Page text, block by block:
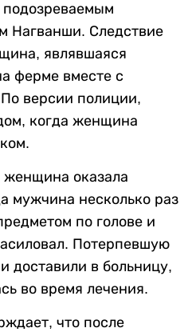
Нагванши. Следствие
являвшаяся
ферме вместе с
версии полиции,
когда женщина
женщина оказала
мужчина несколько раз
по голове и
Потерпевшую
доставили в больницу,
во время лечения.
что после